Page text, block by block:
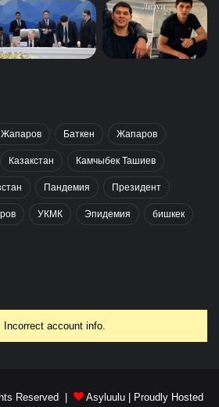
Жапаров Баткен Жапаров
Казакстан Камчыбек Ташиев
Пандемия Президент
УКМК Эпидемия бишкек
Incorrect account info.
Reserved | Asyluulu | Proudly Hosted